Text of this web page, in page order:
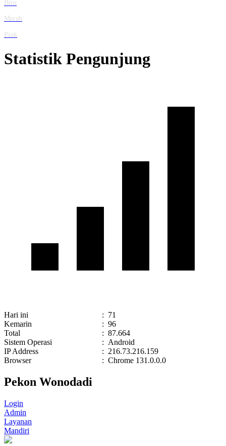
Biru
Merah
Pink
Statistik Pengunjung
Hari ini : 71
Kemarin
: 96
Total
: 87.664
Sistem Operasi
: Android
IP Address
: 216.73.216.159
Browser
: Chrome 131.0.0.0
Pekon Wonodadi
Login
Admin
Layanan
Mandiri